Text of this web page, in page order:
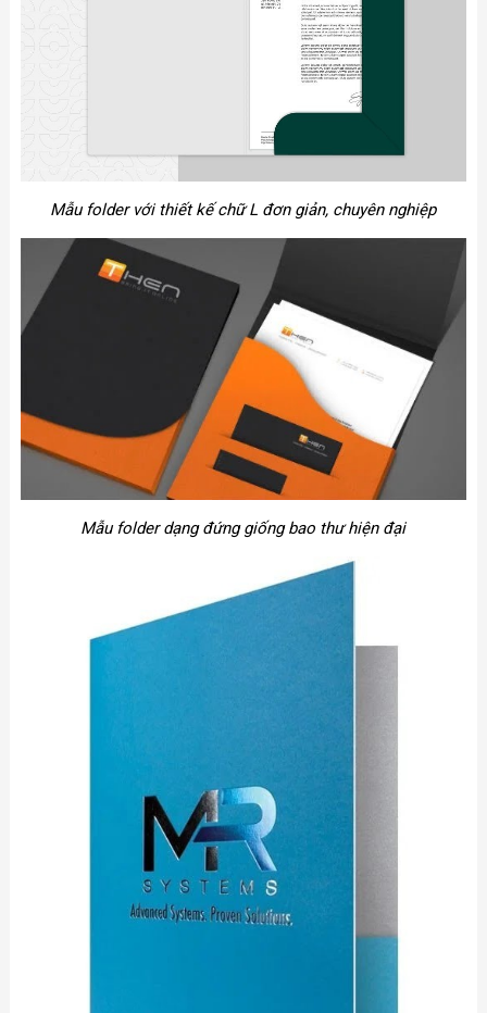
Mẫu folder với thiết kế chữ L đơn giản, chuyên nghiệp
Mẫu folder dạng đứng giống bao thư hiện đại